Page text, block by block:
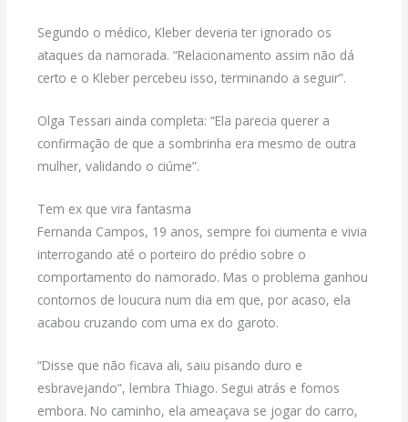
Segundo o médico, Kleber deveria ter ignorado os
ataques da namorada. “Relacionamento assim não dá
certo e o Kleber percebeu isso, terminando a seguir”.
Olga Tessari ainda completa: “Ela parecia querer a
confirmação de que a sombrinha era mesmo de outra
mulher, validando o ciúme”.
Tem ex que vira fantasma
Fernanda Campos, 19 anos, sempre foi ciumenta e vivia
interrogando até o porteiro do prédio sobre o
comportamento do namorado. Mas o problema ganhou
contornos de loucura num dia em que, por acaso, ela
acabou cruzando com uma ex do garoto.
“Disse que não ficava ali, saiu pisando duro e
esbravejando”, lembra Thiago. Segui atrás e fomos
embora. No caminho, ela ameaçava se jogar do carro,